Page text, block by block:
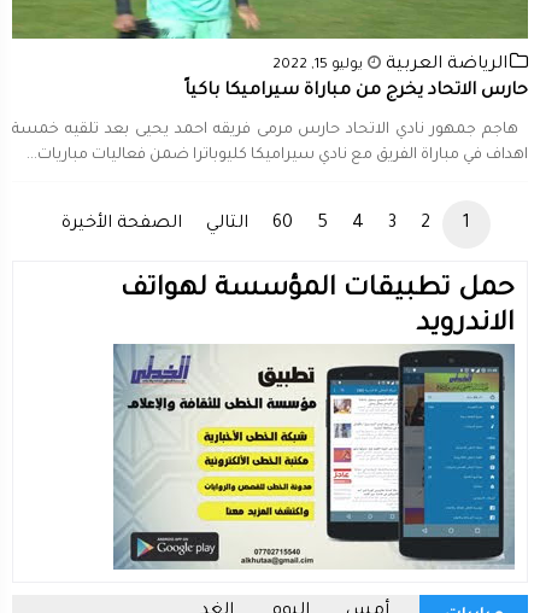
الرياضة العربية يوليو 15, 2022
حارس الاتحاد يخرج من مباراة سيراميكا باكياً
هاجم جمهور نادي ​الاتحاد​ حارس مرمى فريقه ​احمد يحيى​ بعد تلقيه خمسة
اهداف في مباراة الفريق مع نادي سيراميكا كليوباترا ضمن فعاليات مباريات...
1
2
3
4
5
60 التالي الصفحة الأخيرة
حمل تطبيقات المؤسسة لهواتف
الاندرويد